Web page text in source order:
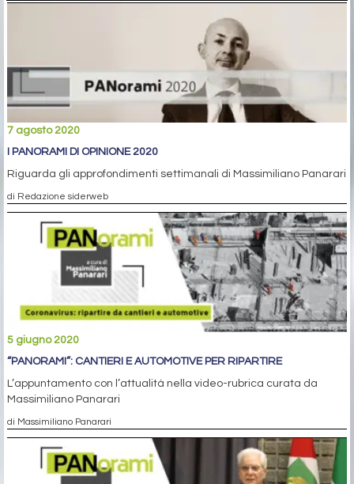
7 agosto 2020
I PANORAMI DI OPINIONE 2020
Riguarda gli approfondimenti settimanali di Massimiliano Panarari
di Redazione siderweb
5 giugno 2020
“PANORAMI”: CANTIERI E AUTOMOTIVE PER RIPARTIRE
L’appuntamento con l’attualità nella video-rubrica curata da
Massimiliano Panarari
di Massimiliano Panarari